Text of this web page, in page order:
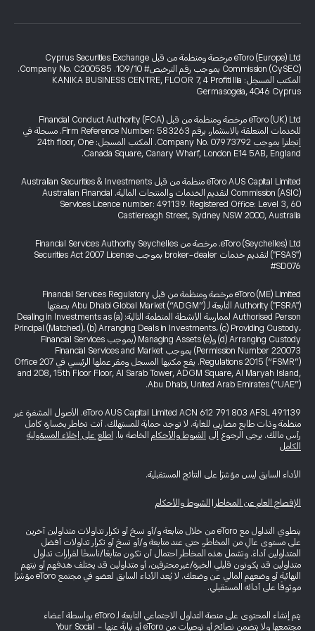
eToro (Europe) Ltd مرخصة ومنظمة من قبل Cyprus Securities Exchange
Commission (CySEC) بموجب رقم الترخيص# 109/10. Company No. C200585.
المكتب المسجل: KANIKA BUSINESS CENTRE, FLOOR 7, 4 Profiti Ilia
Germasogeia, 4046 Cyprus
eToro (UK) Ltd مرخصة ومنظمة من قبل Financial Conduct Authority (FCA)
للخدمات المتعلقة بالاستثمار، برقم Firm Reference Number: 583263. مسجلة في
إنجلترا بموجب Company No. 07973792. المكتب المسجل: 24th floor, One
Canada Square, Canary Wharf, London E14 5AB, England.
eToro AUS Capital Limited منظمة من قبل Australian Securities & Investments
Commission (ASIC) لتقديم الخدمات والمنتجات المالية. Australian Financial
Services Licence number: 491139. Registered Office: Level 3, 60
Castlereagh Street, Sydney NSW 2000, Australia
eToro (Seychelles) Ltd. مرخصة من Financial Services Authority Seychelles
("FSAS") لتقديم خدمات broker-dealer بموجب Securities Act 2007 License
#SD076
eToro (ME) Limited مرخصة ومنظمة من قبل Financial Services Regulatory
Authority ("FSRA") التابعة لـ Abu Dhabi Global Market (“ADGM”) بصفتها
Authorised Person لممارسة الأنشطة المنظمة التالية: (a) Dealing in Investments as
Principal (Matched)، (b) Arranging Deals in Investments، (c) Providing Custody،
(d) Arranging Custody و(e) Managing Assets (بموجب Financial Services
Permission Number 220073) بموجب Financial Services and Market
Regulations 2015 (“FSMR”). يقع مكتبها المسجل ومقر عملها الرئيسي في Office 207
and 208, 15th Floor Floor, Al Sarab Tower, ADGM Square, Al Maryah Island,
Abu Dhabi, United Arab Emirates (“UAE”).
eToro AUS Capital Limited ACN 612 791 803 AFSL 491139. الأصول المشفرة غير
منظمة وذات طابع مضاربي للغاية. لا توجد حماية للمستهلك. أنت تخاطر بخسارة كامل
رأس مالك. يرجى الرجوع إلى الشروط والأحكام الخاصة بنا. اطلع على إخلاء المسؤولية
الكامل
الأداء السابق ليس مؤشرًا على النتائج المستقبلية.
الإفصاح العام عن المخاطر الشروط والأحكام
ينطوي التداول مع eToro من خلال متابعة و/أو نسخ أو تكرار تداولات متداولين آخرين
على مستوى عالٍ من المخاطر، حتى عند متابعة و/أو نسخ أو تكرار تداولات أفضل
المتداولين أداءً. وتشمل هذه المخاطر احتمال أن تكون متابعًا/ناسخًا لقرارات تداول
متداولين قد يكونون قليلي الخبرة/غير محترفين، أو متداولين قد يختلف هدفهم أو نيتهم
النهائية أو وضعهم المالي عن وضعك. لا يُعد الأداء السابق لعضو في مجتمع eToro مؤشرًا
موثوقًا على أدائه المستقبلي.
يتم إنشاء المحتوى على منصة التداول الاجتماعي التابعة لـ eToro بواسطة أعضاء
مجتمعها ولا يتضمن نصائح أو توصيات من eToro أو نيابةً عنها - Your Social